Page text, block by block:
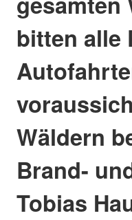
bitten alle
Wäldern
Brand-
Tobias